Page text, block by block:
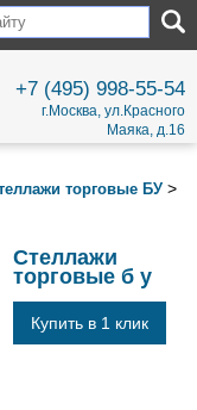
+7 (495) 998-55-54
г.Москва, ул.Красного
Маяка, д.16
торговые БУ >
Стеллажи
торговые б у
Купить в 1 клик